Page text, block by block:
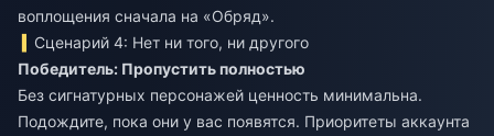
воплощения сначала на «Обряд».
Сценарий 4: Нет ни того, ни другого
Победитель: Пропустить полностью
Без сигнатурных персонажей ценность минимальна.
Подождите, пока они у вас появятся. Приоритеты аккаунта